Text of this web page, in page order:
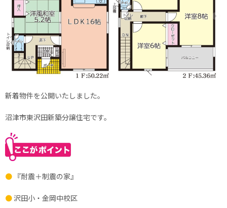
新着物件を公開いたしました。
沼津市東沢田新築分譲住宅です。
● 『耐震＋制震の家』
●沢田小・金岡中校区